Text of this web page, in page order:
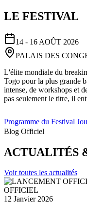
LE FESTIVAL
14 - 16 AOÛT 2026
PALAIS DES
L'élite mondiale du
Togo pour la plus grande
intense, de workshops et
pas seulement le titre, il
Programme du Festival
Blog Officiel
ACTUALITÉS
Voir toutes les actualités
OFFICIEL
12 Janvier 2026